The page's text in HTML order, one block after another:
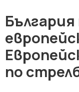
по